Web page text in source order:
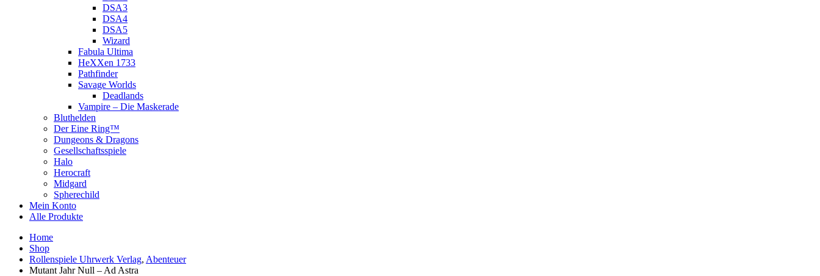
DSA3
DSA4
DSA5
Wizard
Fabula Ultima
HeXXen 1733
Pathfinder
Savage Worlds
Deadlands
Vampire – Die Maskerade
Bluthelden
Der Eine Ring™
Dungeons & Dragons
Gesellschaftsspiele
Halo
Herocraft
Midgard
Spherechild
Mein Konto
Alle Produkte
Home
Shop
Rollenspiele Uhrwerk Verlag, Abenteuer
Mutant Jahr Null – Ad Astra